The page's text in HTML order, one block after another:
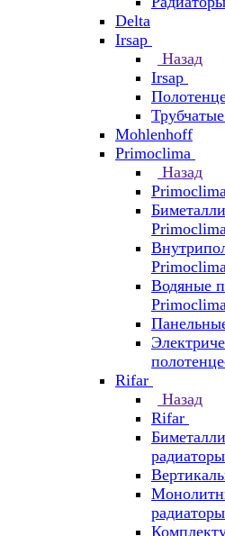
Delta
Irsap
Назад
Irsap
Mohlenhoff
Primoclima
Назад
Водяные
Rifar
Назад
Rifar